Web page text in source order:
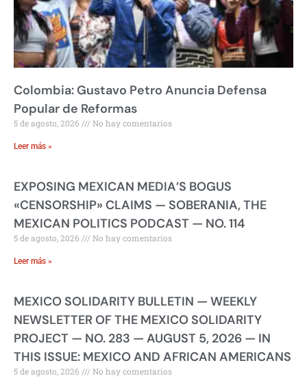
Colombia: Gustavo Petro Anuncia Defensa
Popular de Reformas
5 de agosto, 2026 No hay comentarios
Leer más »
EXPOSING MEXICAN MEDIA’S BOGUS
«CENSORSHIP» CLAIMS — SOBERANIA, THE
MEXICAN POLITICS PODCAST — NO. 114
5 de agosto, 2026 No hay comentarios
Leer más »
MEXICO SOLIDARITY BULLETIN — WEEKLY
NEWSLETTER OF THE MEXICO SOLIDARITY
PROJECT — NO. 283 — AUGUST 5, 2026 — IN
THIS ISSUE: MEXICO AND AFRICAN AMERICANS
5 de agosto, 2026 No hay comentarios